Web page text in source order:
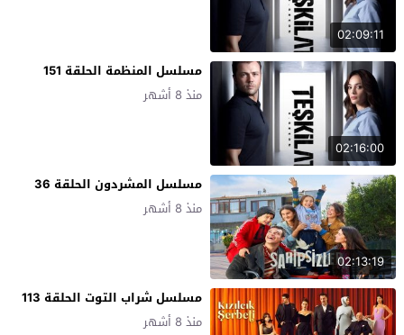
02:09:11
02:16:00
مسلسل المنظمة الحلقة 151
منذ 8 أشهر
02:13:19
مسلسل المشردون الحلقة 36
منذ 8 أشهر
مسلسل شراب التوت الحلقة 113
منذ 8 أشهر